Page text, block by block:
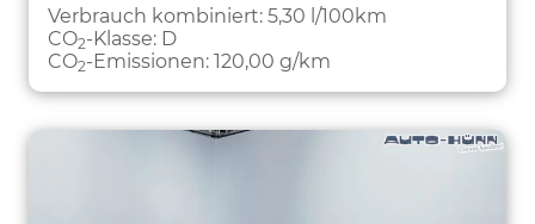
Verbrauch kombiniert: 5,30 l/100km
CO2-Klasse: D
CO2-Emissionen: 120,00 g/km